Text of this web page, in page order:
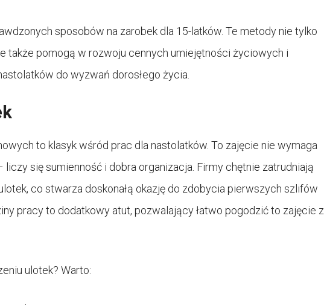
sposobów na zarobek dla 15-latków. Te metody nie tylko
także pomogą w rozwoju cennych umiejętności życiowych i
do wyzwań dorosłego życia.
to klasyk wśród prac dla nastolatków. To zajęcie nie wymaga
się sumienność i dobra organizacja. Firmy chętnie zatrudniają
co stwarza doskonałą okazję do zdobycia pierwszych szlifów
pracy to dodatkowy atut, pozwalający łatwo pogodzić to zajęcie z
ulotek? Warto: